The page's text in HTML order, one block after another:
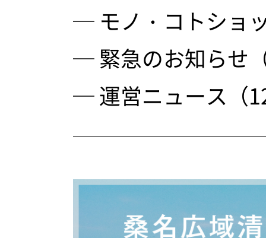
─ モノ・コトショ
─ 緊急のお知らせ
─ 運営ニュース（